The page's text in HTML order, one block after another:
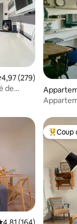
moyenne
4,97 (279)
de
Coups
Coup